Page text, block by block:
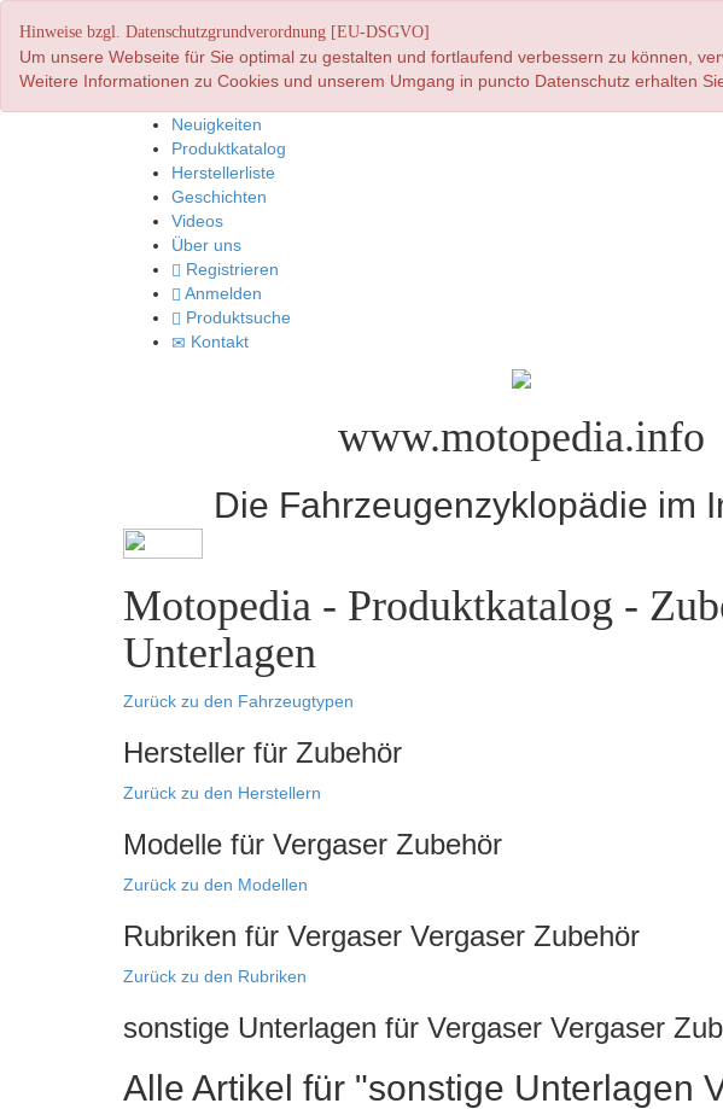
Hinweise bzgl. Datenschutzgrundverordnung [EU-DSGVO]
Um unsere Webseite für Sie optimal zu gestalten und fortlaufend verbessern zu können,
Weitere Informationen zu Cookies und unserem Umgang in puncto Datenschutz erhalten
Neuigkeiten
Produktkatalog
Herstellerliste
Geschichten
Videos
Über uns
Registrieren
Anmelden
Produktsuche
Kontakt
www.motopedia.info
Die Fahrzeugenzyklopädie im
Motopedia - Produktkatalog -
Unterlagen
Zurück zu den Fahrzeugtypen
Hersteller für Zubehör
Zurück zu den Herstellern
Modelle für Vergaser Zubehör
Zurück zu den Modellen
Rubriken für Vergaser Vergaser Zubehör
Zurück zu den Rubriken
sonstige Unterlagen für Vergaser Vergaser
Alle Artikel für "sonstige Unterlagen